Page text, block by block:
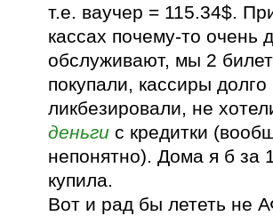
т.е. ваучер = 115.34$.
кассах почему-то очень
обслуживают, мы 2
покупали, кассиры долго
ликбезировали, не
деньги с кредитки
непонятно). Дома я б за
купила.
Вот и рад бы лететь не